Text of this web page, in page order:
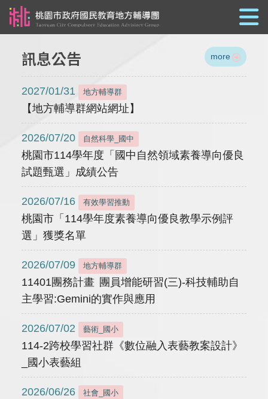
訊息公告 more
2027/01/31 地方輔導群
【地方輔導群網站網址】
2026/07/20 自然科學_國中
桃園市114學年度「國中自然領域素養導向優良
試題甄選」成績公告
2026/07/16 有效學習推動
桃園市「114學年度素養導向優良教學示例評
選」獲獎名單
2026/07/09 地方輔導群
11401團務計畫 團員增能研習(三)-科技輔助自
主學習:Gemini的實作與應用
2026/07/02 藝術_國小
114-2跨校學習社群《數位融入表藝教案設計》
_國小表藝組
2026/06/26 社會_國小